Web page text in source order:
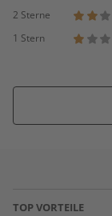
2 Sterne
1 Stern
TOP VORTEILE